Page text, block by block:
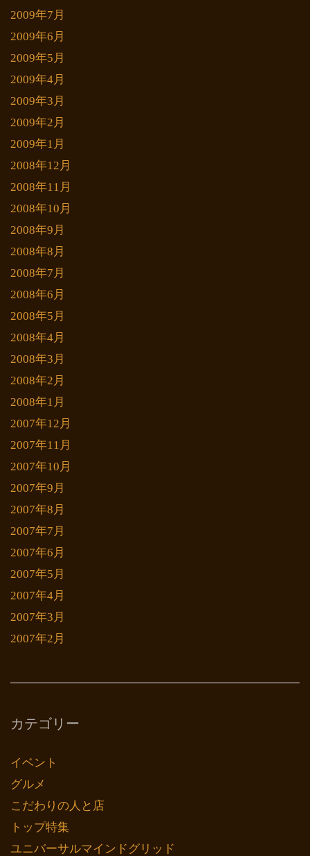
2009年7月
2009年6月
2009年5月
2009年4月
2009年3月
2009年2月
2009年1月
2008年12月
2008年11月
2008年10月
2008年9月
2008年8月
2008年7月
2008年6月
2008年5月
2008年4月
2008年3月
2008年2月
2008年1月
2007年12月
2007年11月
2007年10月
2007年9月
2007年8月
2007年7月
2007年6月
2007年5月
2007年4月
2007年3月
2007年2月
カテゴリー
イベント
グルメ
こだわりの人と店
トップ特集
ユニバーサルマインドグリッド